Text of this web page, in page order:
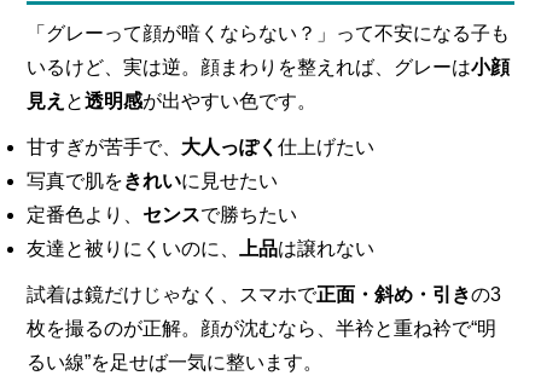
「グレーって顔が暗くならない？」って不安になる子も
いるけど、実は逆。顔まわりを整えれば、グレーは小顔
見え と透明感が出やすい色です。
甘すぎが苦手で、 大人っぽく仕上げたい
写真で肌をきれいに見せたい
定番色より、 センスで勝ちたい
友達と被りにくいのに、
上品は譲れない
試着は鏡だけじゃなく、スマホで正面・斜め・引きの3
枚を撮るのが正解。顔が沈むなら、半衿と重ね衿で“明
るい線”を足せば一気に整います。